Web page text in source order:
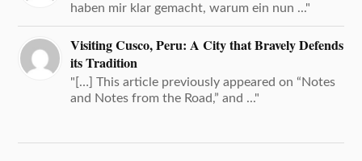
haben mir klar gemacht, warum ein nun ..."
Visiting Cusco, Peru: A City that Bravely Defends
its Tradition
"[…] This article previously appeared on “Notes
and Notes from the Road,” and ..."